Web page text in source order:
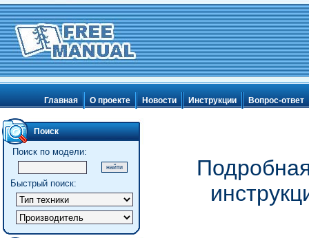
Главная О проекте Новости Инструкции Вопрос-ответ
Поиск
Поиск по модели:
Быстрый поиск: